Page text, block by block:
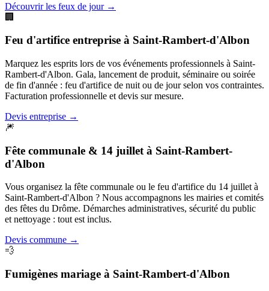
Découvrir les feux de jour→
🏢
Feu d'artifice entreprise à Saint-Rambert-d'Albon
Marquez les esprits lors de vos événements professionnels à Saint-
Rambert-d'Albon. Gala, lancement de produit, séminaire ou soirée
de fin d'année : feu d'artifice de nuit ou de jour selon vos contraintes.
Facturation professionnelle et devis sur mesure.
Devis entreprise →
🎆
Fête communale & 14 juillet à Saint-Rambert-
d'Albon
Vous organisez la fête communale ou le feu d'artifice du 14 juillet à
Saint-Rambert-d'Albon ? Nous accompagnons les mairies et comités
des fêtes du Drôme. Démarches administratives, sécurité du public
et nettoyage : tout est inclus.
Devis commune →
💨
Fumigènes mariage à Saint-Rambert-d'Albon